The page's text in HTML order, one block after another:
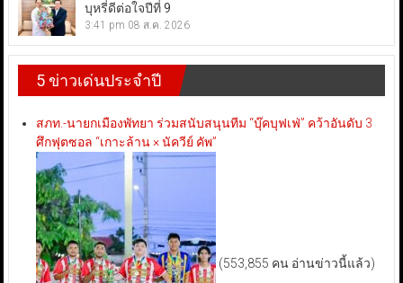
บุหรี่ดีต่อใจปีที่ 9
3:41 pm 08 ส.ค. 2026
5 ข่าวเด่นประจำปี
สภท.-นายกเมืองพัทยา ร่วมสนับสนุนทีม “บุ๊คบุฟเฟ่” คว้าอันดับ 3
ศึกฟุตซอล “เกาะล้าน × นัควีย์ คัพ”
(553,855 คน อ่านข่าวนี้แล้ว)